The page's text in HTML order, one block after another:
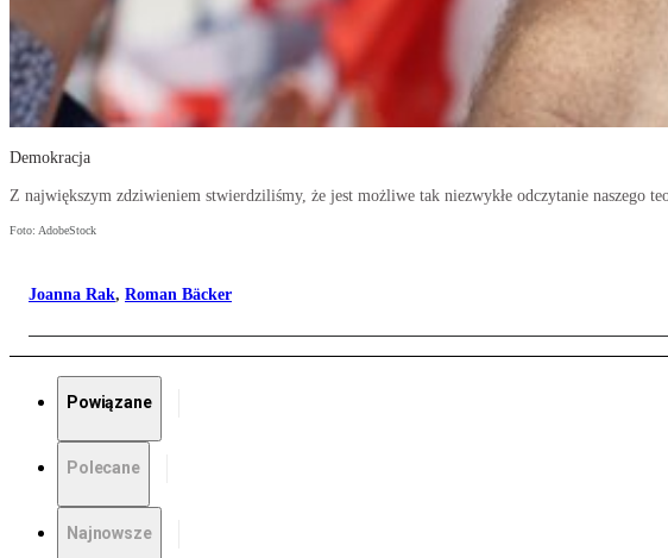
Demokracja
Z największym zdziwieniem stwierdziliśmy, że jest możliwe tak niezwykłe odczytanie naszego
Foto: AdobeStock
Joanna Rak, Roman Bäcker
Powiązane
Polecane
Najnowsze